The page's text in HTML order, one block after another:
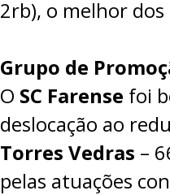
2rb), o melhor dos
Grupo de
O SC Farense foi
deslocação ao
Torres Vedras –
pelas atuações